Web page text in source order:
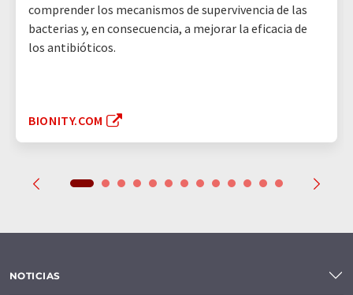
comprender los mecanismos de supervivencia de las
bacterias y, en consecuencia, a mejorar la eficacia de
los antibióticos.
BIONITY.COM
NOTICIAS